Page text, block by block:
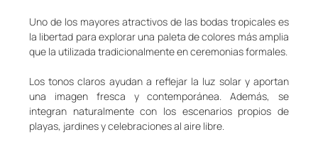
Uno de los mayores atractivos de las bodas tropicales es
la libertad para explorar una paleta de colores más amplia
que la utilizada tradicionalmente en ceremonias formales.
Los tonos claros ayudan a reflejar la luz solar y aportan
una imagen fresca y contemporánea. Además, se
integran naturalmente con los escenarios propios de
playas, jardines y celebraciones al aire libre.